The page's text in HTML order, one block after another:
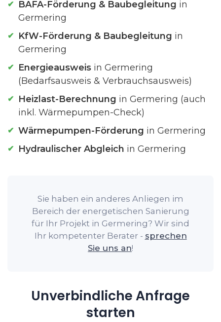
BAFA-Förderung & Baubegleitung in
Germering
KfW-Förderung & Baubegleitung in
Germering
Energieausweis in Germering
(Bedarfsausweis & Verbrauchsausweis)
Heizlast-Berechnung in Germering (auch
inkl. Wärmepumpen-Check)
Wärmepumpen-Förderung in Germering
Hydraulischer Abgleich in Germering
Sie haben ein anderes Anliegen im
Bereich der energetischen Sanierung
für Ihr Projekt in Germering? Wir sind
Ihr kompetenter Berater - sprechen
Sie uns an!
Unverbindliche Anfrage
starten